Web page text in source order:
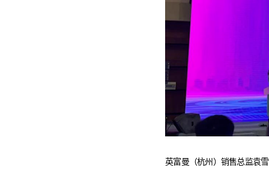
英富曼（杭州）销售总监袁